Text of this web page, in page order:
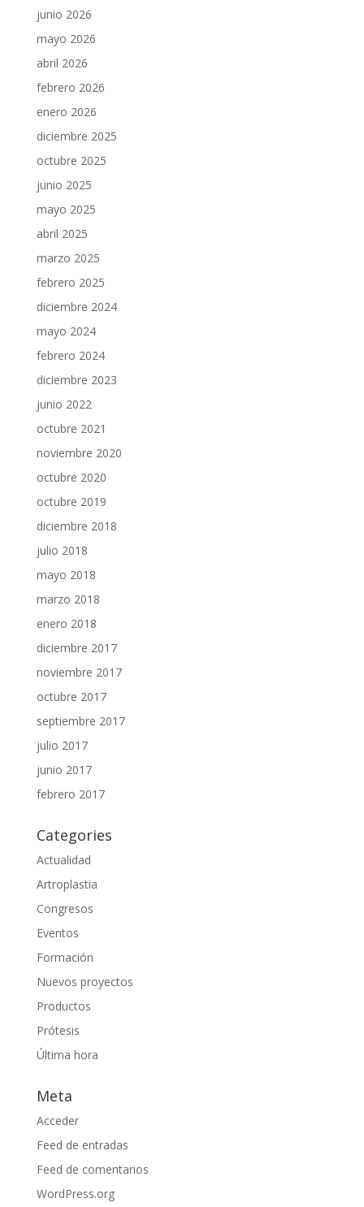
junio 2026
mayo 2026
abril 2026
febrero 2026
enero 2026
diciembre 2025
octubre 2025
junio 2025
mayo 2025
abril 2025
marzo 2025
febrero 2025
diciembre 2024
mayo 2024
febrero 2024
diciembre 2023
junio 2022
octubre 2021
noviembre 2020
octubre 2020
octubre 2019
diciembre 2018
julio 2018
mayo 2018
marzo 2018
enero 2018
diciembre 2017
noviembre 2017
octubre 2017
septiembre 2017
julio 2017
junio 2017
febrero 2017
Categories
Actualidad
Artroplastia
Congresos
Eventos
Formación
Nuevos proyectos
Productos
Prótesis
Última hora
Meta
Acceder
Feed de entradas
Feed de comentarios
WordPress.org